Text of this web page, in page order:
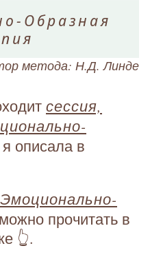
Образная
метода: Н.Д. Линде
сессия,
описала в
можно прочитать в
👆.